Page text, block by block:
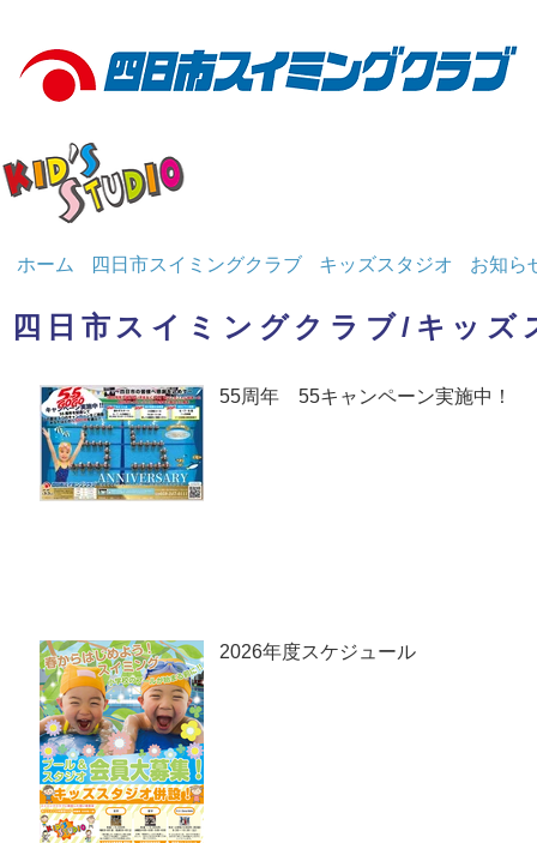
ホーム 四日市スイミングクラブ キッズスタジオ お知ら
四日市スイミングクラブ/キッズ
55周年 55キャンペーン実施中！
2026年度スケジュール